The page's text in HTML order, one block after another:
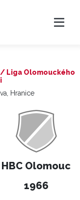
Liga Olomouckého
Hranice
HBC Olomouc
1966